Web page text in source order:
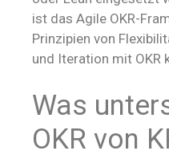
ist das Agile OKR-
Prinzipien von
und Iteration mit OKR
Was
OKR von